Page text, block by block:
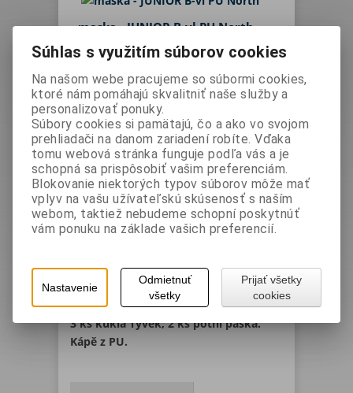
maska - JUNIOR B-vl PU North
Vaša cena bez DPH:275 EUR
Vaša cena s DPH:338,25 EUR
Výrobca: NORTH
Katalógové číslo:A114400
Otázka na výrobok
Kukla vyrobená z velmi flexibilního a
lehkého polyuretanu s ochranou krku
a ramen.
obličejovým těsněním, 10 ks náhradní
3 ks kukla Tyvek, 2 ks potní páska.
Kápě z PU.
Súhlas s využitím súborov cookies
Na našom webe pracujeme so súbormi cookies,
ktoré nám pomáhajú skvalitniť naše služby a
personalizovať ponuky.
Súbory cookies si pamätajú, čo a ako vo svojom
prehliadači na danom zariadení robíte. Vďaka
tomu webová stránka funguje podľa vás a je
schopná sa prispôsobiť vašim preferenciám.
Blokovanie niektorých typov súborov môže mať
vplyv na vašu užívateľskú skúsenosť s naším
webom, taktiež nebudeme schopní poskytnúť
vám ponuku na základe vašich preferencií.
Nastavenie
Odmietnuť
všetky
Prijať všetky
cookies